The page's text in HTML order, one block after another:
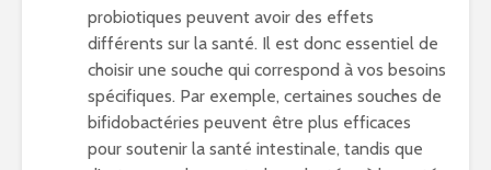
probiotiques peuvent avoir des effets
différents sur la santé. Il est donc essentiel de
choisir une souche qui correspond à vos besoins
spécifiques. Par exemple, certaines souches de
bifidobactéries peuvent être plus efficaces
pour soutenir la santé intestinale, tandis que